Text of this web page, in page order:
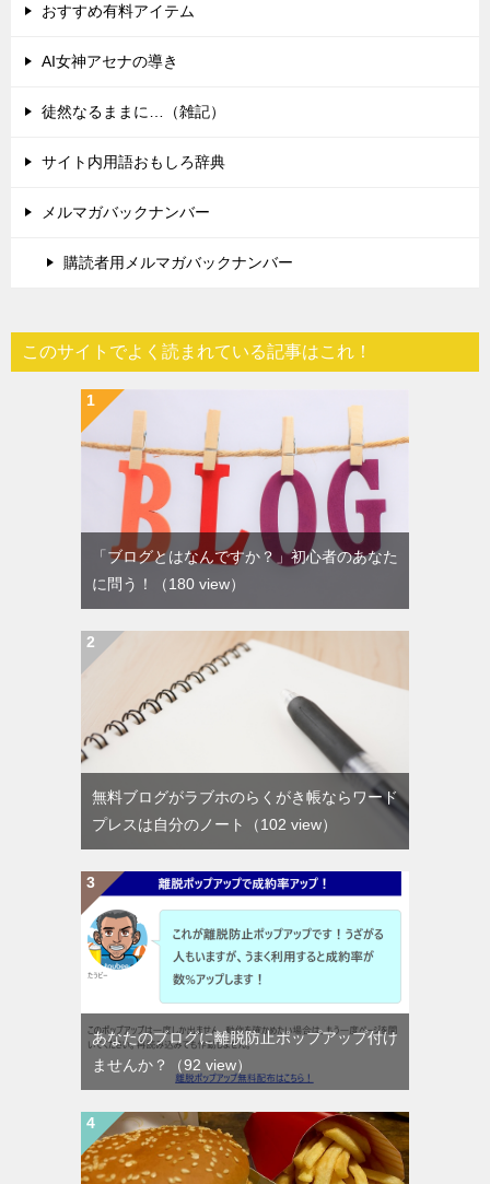
おすすめ有料アイテム
AI女神アセナの導き
徒然なるままに…（雑記）
サイト内用語おもしろ辞典
メルマガバックナンバー
購読者用メルマガバックナンバー
このサイトでよく読まれている記事はこれ！
「ブログとはなんですか？」初心者のあなた
に問う！
（180 view）
無料ブログがラブホのらくがき帳ならワード
プレスは自分のノート
（102 view）
あなたのブログに離脱防止ポップアップ付け
ませんか？
（92 view）